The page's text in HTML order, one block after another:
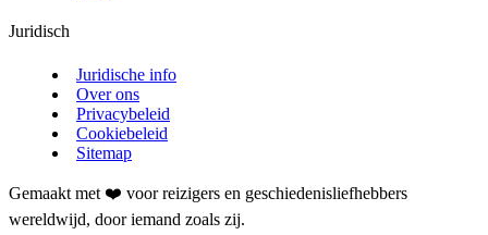
Juridisch
Juridische info
Over ons
Privacybeleid
Cookiebeleid
Sitemap
Gemaakt met ❤️ voor reizigers en geschiedenisliefhebbers
wereldwijd, door iemand zoals zij.